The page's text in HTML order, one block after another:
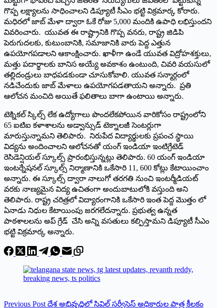
గొప్ప లక్ష్యాలను సాధించాలని డిప్యూటీ సీఎం భట్టి విక్రమార్క కోరారు.
మధిరలో జాబ్ మేళా ద్వారా ఓకే రోజు 5,000 మందికి ఉపాధి లభిస్తుందని
వివరించారు. యువత ఈ రాష్ట్రానికి గొప్ప వనరు, రాష్ట్ర జిడిపి
పెరుగుదలకు, కుటుంబానికి, సమాజానికి వారు పెద్ద ఎత్తున
ఉపయోగపడాలని ఆకాంక్షించారు. ఖాళీగా ఉండే యువత విద్రోహశక్తులు,
మత్తు పదార్థాలకు బానిస అయ్యే అవకాశం ఉంటుంది, చివరి వయసులో
తల్లిదండ్రులు బాధపడకుండా చూసుకోవాలి. యువత సన్మార్గంలో
నడిచేందుకు జాబ్ మేళాలు ఉపయోగపడతాయని అన్నారు. ప్రతి
ఆలోచన మంచిది అయితే ఫలితాలు బాగా ఉంటాయి అన్నారు.
టెక్నికల్ స్కిల్స్ లేక ఉద్యోగాలు పొందలేకపోయిన వారికోసం రాష్ట్రంలోని
65 ఐటిఐ కళాశాలను అడ్వాన్సుడ్ టెక్నాలజీ సెంటర్లుగా
మారుస్తున్నామని తెలిపారు. నిరుపేద విద్యార్థులకు ప్రపంచ స్థాయి
విద్యను అందించాలని ఆలోచనతో యంగ్ ఇండియా ఇంటిగ్రేటెడ్
రెసిడెన్షియల్ స్కూల్స్ ప్రారంభిస్తున్నట్లు తెలిపారు. 60 యంగ్ ఇండియా
ఇంటర్నేషనల్ స్కూల్స్ నిర్మాణానికి ఒకేసారి 11, 600 కోట్లు కేటాయించాం
అన్నారు. ఈ స్కూల్స్ ద్వారా నాలుగో తరగతి నుంచి ఇంటర్మీడియట్
వరకు నాణ్యమైన విద్య ఉచితంగా అందుబాటులోకి వస్తుంది అని
తెలిపారు. రాష్ట్ర చరిత్రలో విద్యారంగానికి ఒకేసారి ఇంత పెద్ద మొత్తం లో
ఏనాడు నిధుల కేటాయింపు జరగలేదన్నారు. ప్రభుత్వ ఉన్నత
పాఠశాలలను అప్ గ్రేడ్ చేసి అన్ని వసతులు కల్పిస్తామని డిప్యూటీ సీఎం
భట్టి విక్రమార్క అన్నారు.
Previous Post దేశ అభివృద్ధిలో సివిల్ సర్వీసెస్ అధికారుల పాత్ర కీలకం